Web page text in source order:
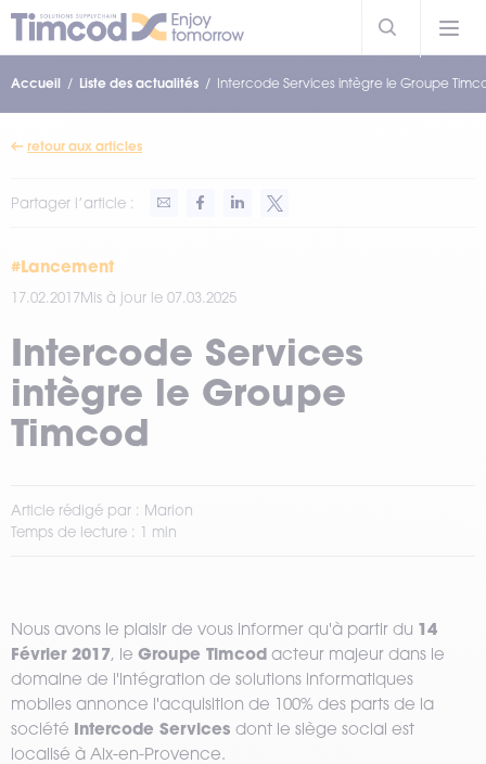
Accueil Liste des actualités Intercode Services intègre le Groupe
retour aux articles
Partager l’article :
#Lancement
17.02.2017Mis à jour le 07.03.2025
Intercode Services
intègre le Groupe
Timcod
Article rédigé par : Marion
Temps de lecture : 1 min
Nous avons le plaisir de vous informer qu'à partir du 14
Février 2017, le Groupe Timcod acteur majeur dans le
domaine de l'intégration de solutions informatiques
mobiles annonce l'acquisition de 100% des parts de la
société Intercode Services dont le siège social est
localisé à Aix-en-Provence.